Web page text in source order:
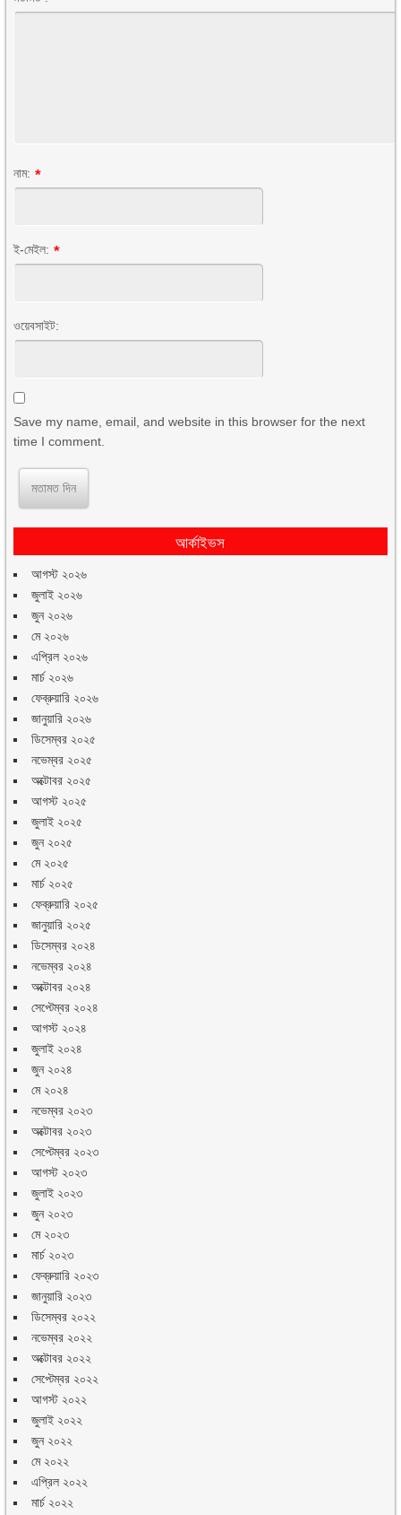
নাম: *
ই-মেইল: *
ওয়েবসাইট:
Save my name, email, and website in this browser for the next
time I comment.
আর্কাইভস
আগস্ট ২০২৬
জুলাই ২০২৬
জুন ২০২৬
মে ২০২৬
এপ্রিল ২০২৬
মার্চ ২০২৬
ফেব্রুয়ারি ২০২৬
জানুয়ারি ২০২৬
ডিসেম্বর ২০২৫
নভেম্বর ২০২৫
অক্টোবর ২০২৫
আগস্ট ২০২৫
জুলাই ২০২৫
জুন ২০২৫
মে ২০২৫
মার্চ ২০২৫
ফেব্রুয়ারি ২০২৫
জানুয়ারি ২০২৫
ডিসেম্বর ২০২৪
নভেম্বর ২০২৪
অক্টোবর ২০২৪
সেপ্টেম্বর ২০২৪
আগস্ট ২০২৪
জুলাই ২০২৪
জুন ২০২৪
মে ২০২৪
নভেম্বর ২০২৩
অক্টোবর ২০২৩
সেপ্টেম্বর ২০২৩
আগস্ট ২০২৩
জুলাই ২০২৩
জুন ২০২৩
মে ২০২৩
মার্চ ২০২৩
ফেব্রুয়ারি ২০২৩
জানুয়ারি ২০২৩
ডিসেম্বর ২০২২
নভেম্বর ২০২২
অক্টোবর ২০২২
সেপ্টেম্বর ২০২২
আগস্ট ২০২২
জুলাই ২০২২
জুন ২০২২
মে ২০২২
এপ্রিল ২০২২
মার্চ ২০২২